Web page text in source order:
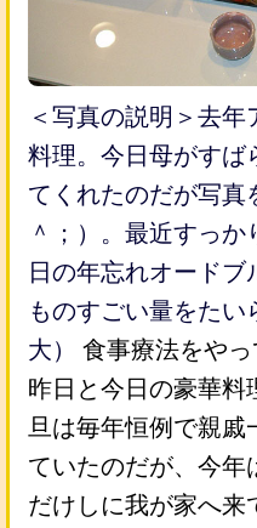
＜写真の説明＞去
料理。今日母がすば
てくれたのだが写真
＾；）。最近すっ
日の年忘れオード
ものすごい量をた
大）
食事療法をやっ
昨日と今日の豪華料
旦は毎年恒例で親戚
ていたのだが、今年
だけしに我が家へ来